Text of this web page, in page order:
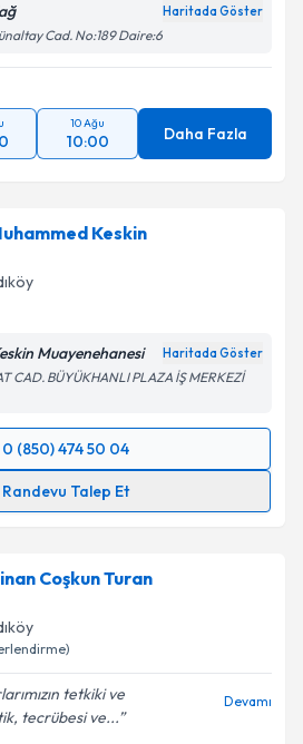
Haritada Göster
Cad. No:189 Daire:6
10 Ağu
10:00 Daha Fazla
Keskin
Muayenehanesi Haritada Göster
CAD. BÜYÜKHANLI PLAZA İŞ MERKEZİ
0 (850) 474 50 04
Randevu Talep Et
Talebi
e-posta ile
Coşkun Turan
tetkiki ve
tecrübesi ve...
Devamı